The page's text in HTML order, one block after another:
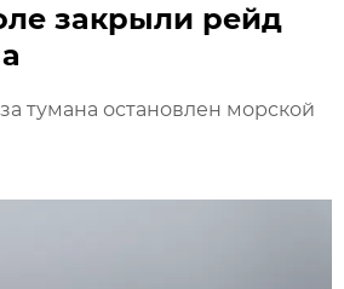
закрыли рейд
тумана остановлен морской